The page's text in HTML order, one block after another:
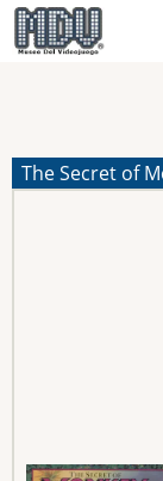
Pasar
al
The Secret of